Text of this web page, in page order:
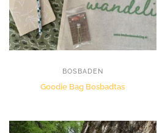
BOSBADEN
Goodie Bag Bosbadtas